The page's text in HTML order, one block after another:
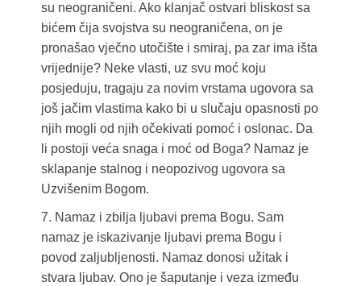
su neograničeni. Ako klanjač ostvari bliskost sa
bićem čija svojstva su neograničena, on je
pronašao vječno utočište i smiraj, pa zar ima išta
vrijednije? Neke vlasti, uz svu moć koju
posjeduju, tragaju za novim vrstama ugovora sa
još jačim vlastima kako bi u slučaju opasnosti po
njih mogli od njih očekivati pomoć i oslonac. Da
li postoji veća snaga i moć od Boga? Namaz je
sklapanje stalnog i neopozivog ugovora sa
Uzvišenim Bogom.
7. Namaz i zbilja ljubavi prema Bogu. Sam
namaz je iskazivanje ljubavi prema Bogu i
povod zaljubljenosti. Namaz donosi užitak i
stvara ljubav. Ono je šaputanje i veza između